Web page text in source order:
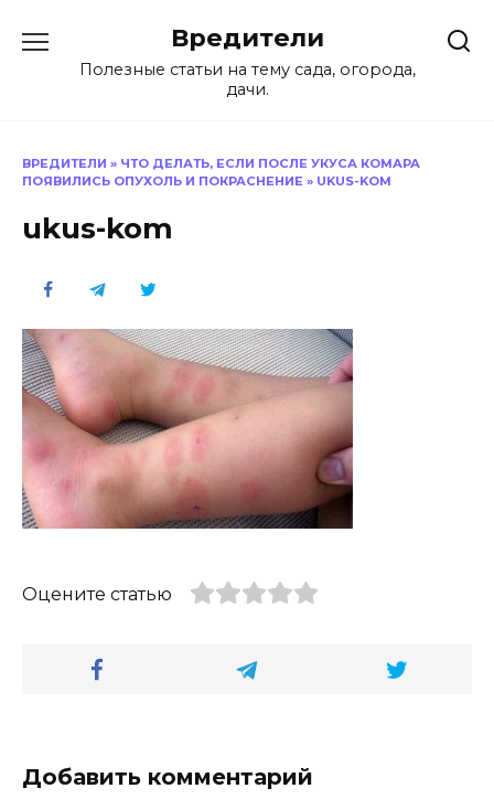
содержанию
Вредители
Полезные статьи на тему сада, огорода,
дачи.
ВРЕДИТЕЛИ » ЧТО ДЕЛАТЬ, ЕСЛИ ПОСЛЕ УКУСА КОМАРА
ПОЯВИЛИСЬ ОПУХОЛЬ И ПОКРАСНЕНИЕ » UKUS-KOM
ukus-kom
Оцените статью
Добавить комментарий